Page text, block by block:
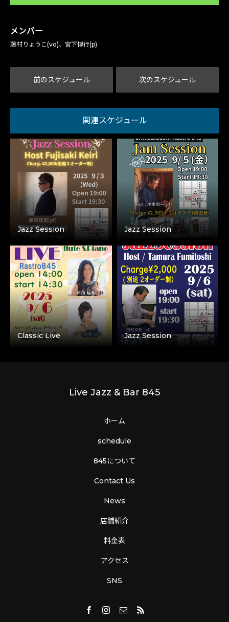
メンバー
藤村りょうこ(vo)、宮下博行(p)
前のスケジュール 次のスケジュール
関連スケジュール
Jazz Session Jazz Session
Classic Live Jazz Session
Live Jazz & Bar 845
ホーム
schedule
845について
Contact Us
News
店舗紹介
料金表
アクセス
SNS